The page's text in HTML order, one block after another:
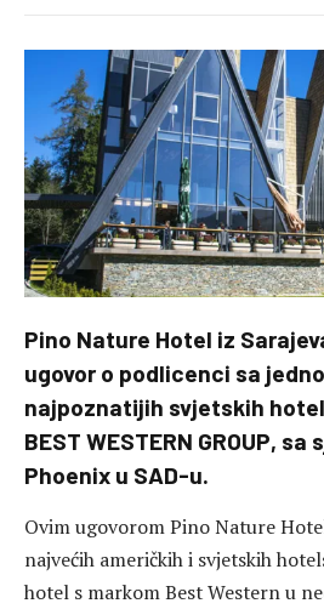
Pino Nature Hotel iz
ugovor o podlicenci sa
najpoznatijih svjetskih
BEST WESTERN GROUP,
Phoenix u SAD-u.
Ovim ugovorom Pino Nature
najvećih američkih i svjetskih
hotel s markom Best Western u